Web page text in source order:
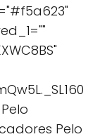
Pelo